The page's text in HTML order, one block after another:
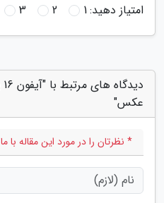
امتیاز دهید:1
2
3
عکس"
* نظرتان را در مورد این مقاله با